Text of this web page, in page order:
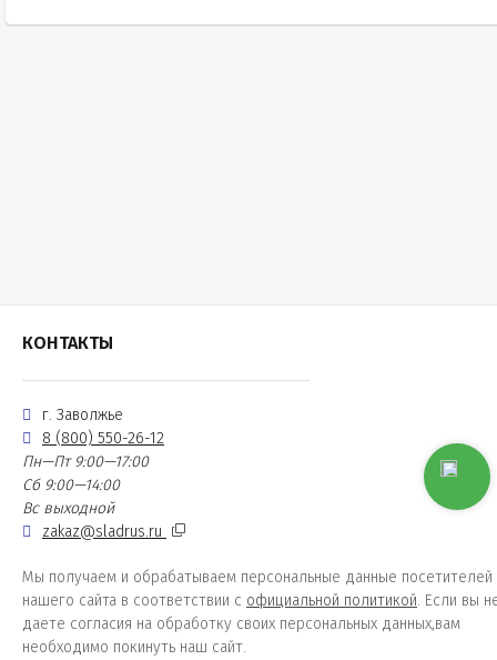
КОНТАКТЫ
г. Заволжье
8 (800) 550-26-12
Пн—Пт 9:00—17:00
Сб 9:00—14:00
Вс выходной
zakaz@sladrus.ru
Мы получаем и обрабатываем персональные данные посетителей
нашего сайта в соответствии с официальной политикой. Если вы
даете согласия на обработку своих персональных данных,вам
необходимо покинуть наш сайт.